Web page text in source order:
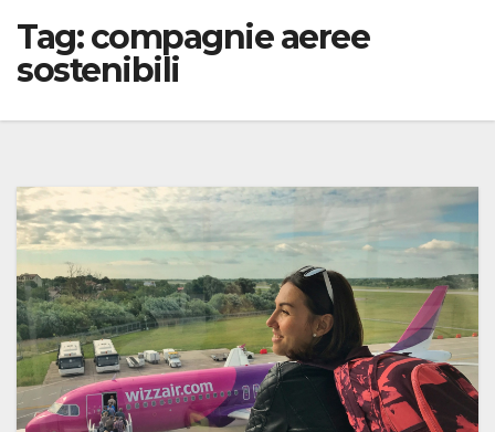
Tag:compagnie aeree
sostenibili